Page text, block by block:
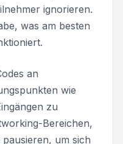
ignorieren.
was am besten
an
wie
zu
Bereichen,
um sich